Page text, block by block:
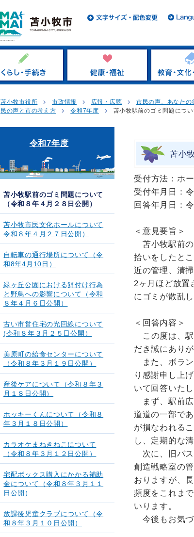
苫小牧市役所 市政情報 広報・広聴 市民の声、あなたの
民の声と市の考え方
令和7年度 苫小牧駅前のゴミ問題につ
苫小
受付方法：ホ
受付年月日：
回答年月日：
＜意見要旨＞
苫小牧駅前
拾いをしたと
近の管理、清
2ヶ月ほど放置
にゴミが散乱
＜回答内容＞
この度は、
だき誠にあり
また、ボラン
り感謝申し上
いて回答いたし
まず、駅前広
道道の一部で
が損なわれる
し、定期的な
次に、旧バス
創造戦略室の
おりますが、
頻度をこれま
いります。
今後もお気づ
令和7年度
苫小牧駅前のゴミ問題について
（令和８年４月２８日公開）
苫小牧市民文化ホールについて
令和８年４月２７日公開）
自転車の通行場所について（令
和8年4月10日）
緑ヶ丘公園における餌付け行為
と野鳥への影響について（令和
８年４月６日公開）
古い市営住宅の光回線について
(令和８年３月２５日公開）
美原町の給食センターについて
（令和８年３月１９日公開）
産後ケアについて（令和８年３
月１８日公開）
ホッキーくんについて（令和８
年３月１８日公開）
カラオケまねきねこについて
（令和８年３月１２日公開）
宅配ボックス購入にかかる補助
金について（令和８年３月１１
日公開）
放課後児童クラブについて（令
和８年３月１０日公開）